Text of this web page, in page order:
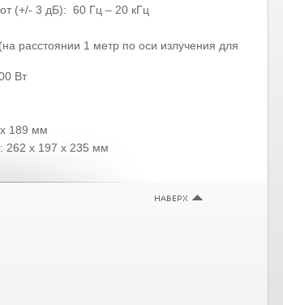
(+/- 3 дБ): 60 Гц – 20 кГц
расстоянии 1 метр по оси излучения для
Вт
189 мм
262 х 197 х 235 мм